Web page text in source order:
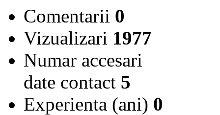
Comentarii 0
Vizualizari 1977
Numar accesari
date contact 5
Experienta (ani) 0